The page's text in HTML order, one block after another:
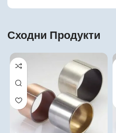
Сходни Продукти